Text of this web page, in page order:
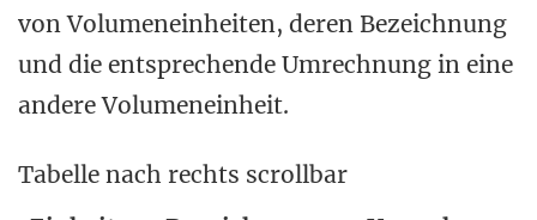
von Volumeneinheiten, deren Bezeichnung
und die entsprechende Umrechnung in eine
andere Volumeneinheit.
Tabelle nach rechts scrollbar